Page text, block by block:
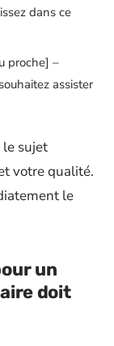
dans ce
proche] –
assister
le sujet
votre qualité.
le
un
doit